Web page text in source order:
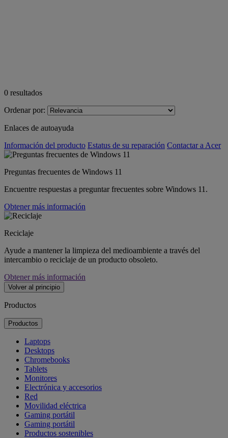
0 resultados
Ordenar por:
Enlaces de autoayuda
Información del producto Estatus de su reparación Contactar a Acer
Preguntas frecuentes de Windows 11
Encuentre respuestas a preguntar frecuentes sobre Windows 11.
Obtener más información
Reciclaje
Ayude a mantener la limpieza del medioambiente a través del
intercambio o reciclaje de un producto obsoleto.
Obtener más información
Volver al principio
Productos
Productos
Laptops
Desktops
Chromebooks
Tablets
Monitores
Electrónica y accesorios
Red
Movilidad eléctrica
Gaming portátil
Gaming portátil
Productos sostenibles